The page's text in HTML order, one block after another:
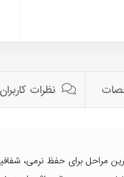
نظرات کاربران
مراحل برای حفظ نرمی،